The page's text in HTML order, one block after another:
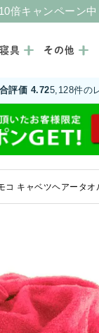
倍キャンペーン中
寝具 その他
評価 4.725,128件の
コ キャベツヘアータオ